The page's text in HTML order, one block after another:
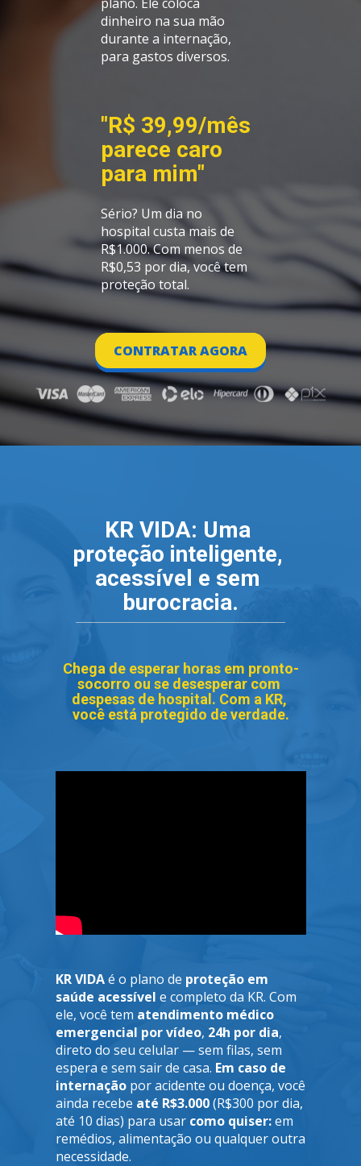
"R$ 39,99/mês
parece caro
para mim"
dinheiro na sua mão
durante a internação,
para gastos diversos.
Sério? Um dia no
hospital custa mais de
R$1.000. Com menos de
R$0,53 por dia, você tem
proteção total.
CONTRATAR AGORA
CONTRATAR AGORA
KR VIDA: Uma
proteção inteligente,
acessível e sem
burocracia.
Chega de esperar horas em pronto-
socorro ou se desesperar com
despesas de hospital. Com a KR,
você está protegido de verdade.
KR VIDA é o plano de proteção em
saúde acessível e completo da KR. Com
ele, você tem atendimento médico
emergencial por vídeo, 24h por dia,
direto do seu celular — sem filas, sem
espera e sem sair de casa. Em caso de
internação por acidente ou doença, você
ainda recebe até R$3.000 (R$300 por dia,
até 10 dias) para usar como quiser: em
remédios, alimentação ou qualquer outra
necessidade.